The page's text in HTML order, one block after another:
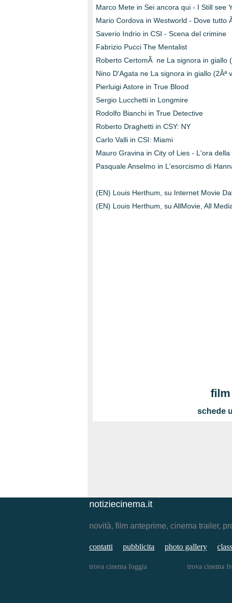
Marco Mete in Sei ancora qui - I Still see
Mario Cordova in Westworld - Dove tutto
Saverio Indrio in CSI - Scena del crimine
Fabrizio Pucci The Mentalist
Roberto CertomÃ ne La signora in giallo
Nino D'Agata ne La signora in giallo (2Âª
Pierluigi Astore in True Blood
Sergio Lucchetti in Longmire
Rodolfo Bianchi in True Detective
Roberto Draghetti in CSY: NY
Carlo Valli in CSI: Miami
Mauro Gravina in City of Lies - L'ora della
Pasquale Anselmo in L'esorcismo di
(EN) Louis Herthum, su Internet Movie
(EN) Louis Herthum, su AllMovie, All
schede
notiziecinema.it
novità, film anteprime, cinema trailer,
contatti pubblicita photo gallery
trova cinema foggia trova cinema